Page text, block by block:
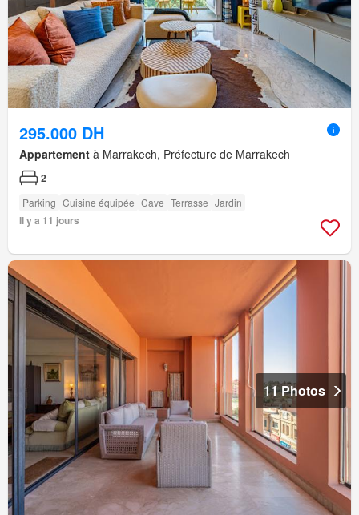
295.000 DH
Appartement à Marrakech, Préfecture de Marrakech
2
Parking Cuisine équipée Cave Terrasse Jardin
Il y a 11 jours
11 Photos